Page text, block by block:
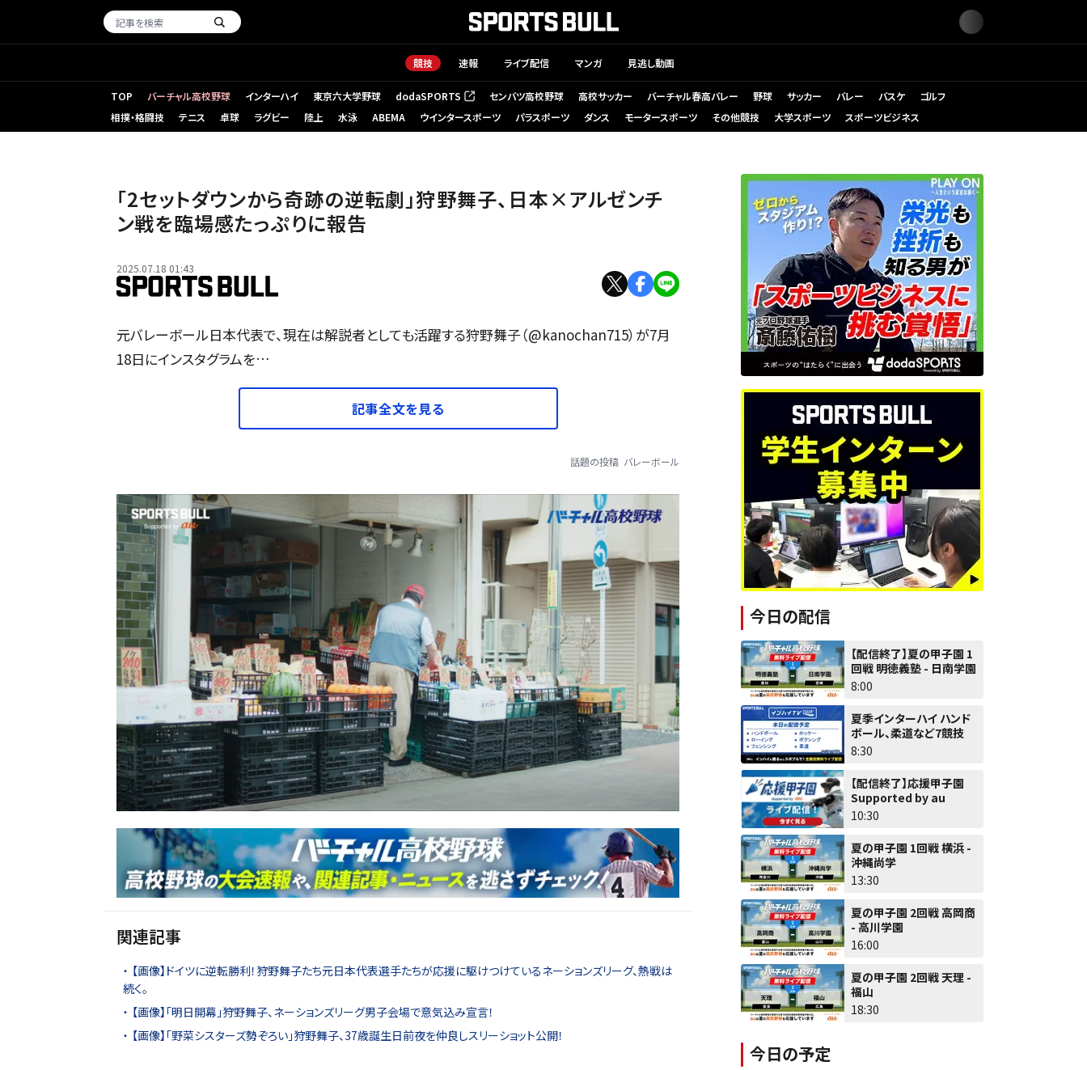
競技 速報 ライブ配信 マンガ 見逃し動画
TOP バーチャル高校野球 インターハイ 東京六大学野球 dodaSPORTS
（新しいタブで開く） センバツ高校野球 高校サッカー バーチャル春高バレー 野球 サッカー バレー バスケ
ゴルフ
相撲・格闘技
テニス 卓球 ラグビー 陸上 水泳 ABEMA ウインタースポーツ パラスポーツ ダンス モータースポーツ その他競技 大学スポーツ スポーツビジネス
「2セットダウンから奇跡の逆転劇」狩野舞子、日本×アルゼンチ
ン戦を臨場感たっぷりに報告
2025.07.18 01:43
元バレーボール日本代表で、現在は解説者としても活躍する狩野舞子（@kanochan715）が7月
18日にインスタグラムを…
記事全文を見る
話題の投稿 バレーボール
関連記事
【画像】ドイツに逆転勝利！狩野舞子たち元日本代表選手たちが応援に駆けつけているネーションズリーグ、熱戦は
続く。
【画像】「明日開幕」狩野舞子、ネーションズリーグ男子会場で意気込み宣言！
【画像】「野菜シスターズ勢ぞろい」狩野舞子、37歳誕生日前夜を仲良しスリーショット公開！
今日の配信
【配信終了】夏の甲子園 1
回戦 明徳義塾 - 日南学園
8:00
夏季インターハイ ハンド
ボール、柔道など7競技
8:30
【配信終了】応援甲子園
Supported by au
10:30
夏の甲子園 1回戦 横浜 -
沖縄尚学
13:30
夏の甲子園 2回戦 高岡商
- 高川学園
16:00
夏の甲子園 2回戦 天理 -
福山
18:30
今日の予定